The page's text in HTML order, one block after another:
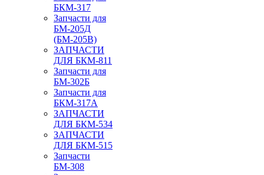
БКМ-317
Запчасти для
БМ-205Д
(БМ-205В)
ЗАПЧАСТИ
ДЛЯ БКМ-811
Запчасти для
БМ-302Б
Запчасти для
БКМ-317А
ЗАПЧАСТИ
ДЛЯ БКМ-534
ЗАПЧАСТИ
ДЛЯ БКМ-515
Запчасти
БМ-308